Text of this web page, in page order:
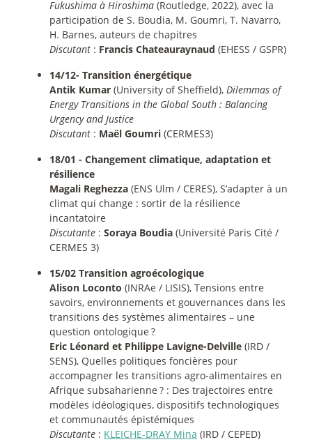
Fukushima à Hiroshima (Routledge, 2022), avec la
participation de S. Boudia, M. Goumri, T. Navarro,
H. Barnes, auteurs de chapitres
Discutant : Francis Chateauraynaud (EHESS / GSPR)
14/12- Transition énergétique
Antik Kumar (University of Sheffield), Dilemmas of
Energy Transitions in the Global South : Balancing
Urgency and Justice
Discutant : Maël Goumri (CERMES3)
18/01 - Changement climatique, adaptation et
résilience
Magali Reghezza (ENS Ulm / CERES), S’adapter à un
climat qui change : sortir de la résilience
incantatoire
Discutante : Soraya Boudia (Université Paris Cité /
CERMES 3)
15/02 Transition agroécologique
Alison Loconto (INRAe / LISIS), Tensions entre
savoirs, environnements et gouvernances dans les
transitions des systèmes alimentaires – une
question ontologique ?
Eric Léonard et Philippe Lavigne-Delville (IRD /
SENS), Quelles politiques foncières pour
accompagner les transitions agro-alimentaires en
Afrique subsaharienne ? : Des trajectoires entre
modèles idéologiques, dispositifs technologiques
et communautés épistémiques
Discutante : KLEICHE-DRAY Mina (IRD / CEPED)